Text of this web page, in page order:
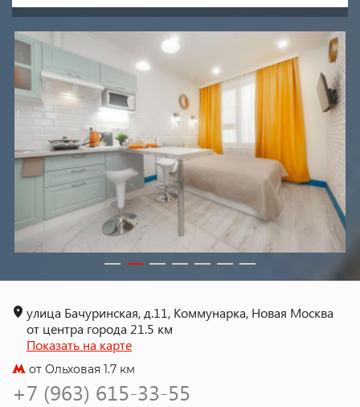
улица Бачуринская, д.11, Коммунарка, Новая Москва
от центра города 21.5 км
Показать на карте
от Ольховая 1.7 км
+7 (963) 615-33-55